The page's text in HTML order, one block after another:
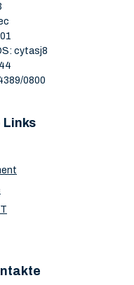
cytasj8
0800
Links